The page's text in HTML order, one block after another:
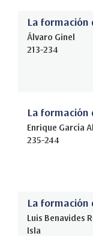
La formación
Álvaro Ginel
213-234
La formación
Enrique García
235-244
La formación
Luis Benavides
Isla